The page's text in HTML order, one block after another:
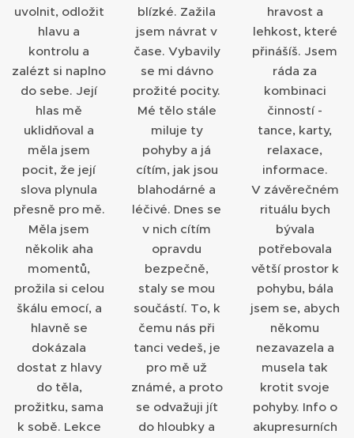
uvolnit, odložit
hlavu a
kontrolu a
zalézt si naplno
do sebe. Její
hlas mě
uklidňoval a
měla jsem
pocit, že její
slova plynula
přesně pro mě.
Měla jsem
několik aha
momentů,
prožila si celou
škálu emocí, a
hlavně se
dokázala
dostat z hlavy
do těla,
prožitku, sama
k sobě. Lekce
blízké. Zažila
jsem návrat v
čase. Vybavily
se mi dávno
prožité pocity.
Mé tělo stále
miluje ty
pohyby a já
cítím, jak jsou
blahodárné a
léčivé. Dnes se
v nich cítím
opravdu
bezpečně,
staly se mou
součástí. To, k
čemu nás při
tanci vedeš, je
pro mě už
známé, a proto
se odvažuji jít
do hloubky a
hravost a
lehkost, které
přinášíš. Jsem
ráda za
kombinaci
činností -
tance, karty,
relaxace,
informace.
V závěrečném
rituálu bych
bývala
potřebovala
větší prostor k
pohybu, bála
jsem se, abych
někomu
nezavazela a
musela tak
krotit svoje
pohyby. Info o
akupresurních